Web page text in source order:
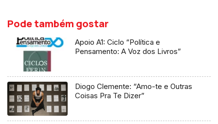
Pode também gostar
Apoio A1: Ciclo “Política e
Pensamento: A Voz dos Livros”
Diogo Clemente: “Amo-te e Outras
Coisas Pra Te Dizer”